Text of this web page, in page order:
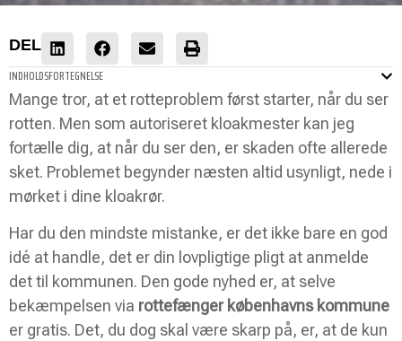
DEL
INDHOLDSFORTEGNELSE
Mange tror, at et rotteproblem først starter, når du ser
rotten. Men som autoriseret kloakmester kan jeg
fortælle dig, at når du ser den, er skaden ofte allerede
sket. Problemet begynder næsten altid usynligt, nede i
mørket i dine kloakrør.
Har du den mindste mistanke, er det ikke bare en god
idé at handle, det er din lovpligtige pligt at anmelde
det til kommunen. Den gode nyhed er, at selve
bekæmpelsen via rottefænger københavns kommune
er gratis. Det, du dog skal være skarp på, er, at de kun